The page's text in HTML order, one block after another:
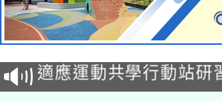
本校115學年度第2次
甄選結果公告(無人報
適應運動共學行動站研
本館辦理115年度閱讀